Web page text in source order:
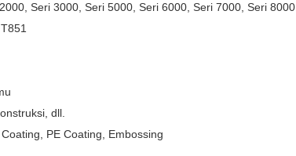
Seri 3000, Seri 5000, Seri 6000, Seri 7000, Seri 8000
dll.
PE Coating, Embossing